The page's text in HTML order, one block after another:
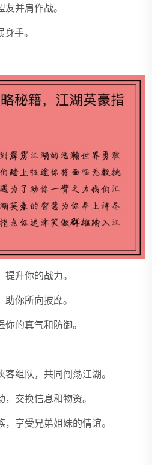
并肩作战。
手。
升你的战力。
你所向披靡。
的真气和防御。
组队，共同闯荡江湖。
交换信息和物资。
享受兄弟姐妹的情谊。